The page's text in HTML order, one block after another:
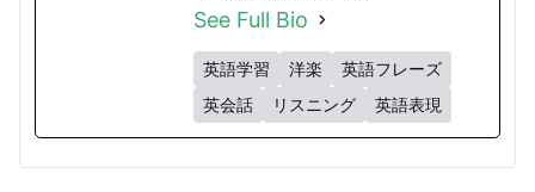
See Full Bio
英語学習 洋楽
英語フレーズ
英会話
リスニング 英語表現